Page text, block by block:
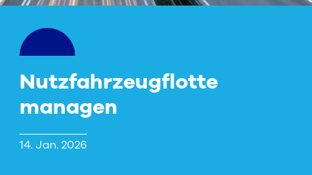
Nutzfahrzeugflotte
managen
14. Jan. 2026